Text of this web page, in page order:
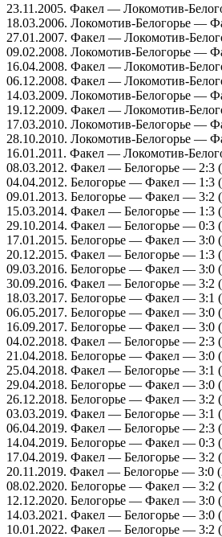
23.11.2005. Факел — Локомотив-
18.03.2006. Локомотив-Белогорье —
27.01.2007. Факел — Локомотив-
09.02.2008. Локомотив-Белогорье —
16.04.2008. Факел — Локомотив-
06.12.2008. Факел — Локомотив-
14.03.2009. Локомотив-Белогорье —
19.12.2009. Факел — Локомотив-
17.03.2010. Локомотив-Белогорье —
28.10.2010. Локомотив-Белогорье —
16.01.2011 . Факел — Локомотив-
08.03.2012. Факел — Белогорье — 2:3
04.04.2012. Белогорье — Факел — 1:3
09.01.2013. Белогорье — Факел — 3:2
15.03.2014. Факел — Белогорье — 1:3
29.10.2014. Факел — Белогорье — 0:3
17.01.2015. Белогорье — Факел — 3:0
20.12.2015. Факел — Белогорье — 1:3
09.03.2016. Белогорье — Факел — 3:0
30.09.2016. Факел — Белогорье — 3:2
18.03.2017. Белогорье — Факел — 3:1
06.05.2017. Белогорье — Факел — 3:0
16.09.2017. Белогорье — Факел — 3:0
04.02.2018. Факел — Белогорье — 2:3
21.04.2018. Белогорье — Факел — 3:0
25.04.2018. Факел — Белогорье — 3:1
29.04.2018. Белогорье — Факел — 3:0
26.12.2018. Белогорье — Факел — 3:2
03.03.2019. Факел — Белогорье — 3:1
06.04.2019. Факел — Белогорье — 2:3
14.04.2019. Белогорье — Факел — 0:3
17.04.2019. Факел — Белогорье — 3:2
20.11.2019. Факел — Белогорье — 3:0
08.02.2020. Белогорье — Факел — 3:2
12.12.2020. Белогорье — Факел — 3:0
14.03.2021 . Факел — Белогорье — 3:0
10.01.2022. Факел — Белогорье — 3:2